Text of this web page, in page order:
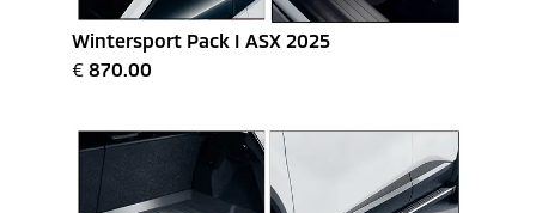
Wintersport Pack I ASX 2025
€ 870.00